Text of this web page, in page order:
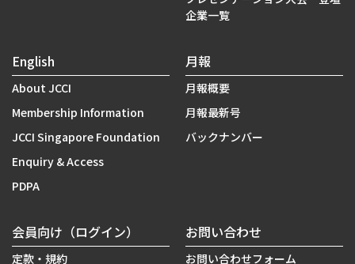
企業一覧
English
About JCCI
Membership Information
JCCI Singapore Foundation
Enquiry & Access
PDPA
月報
月報概要
月報最新号
バックナンバー
会員向け（ログイン）
定款・規約
お問い合わせ
お問い合わせフォーム